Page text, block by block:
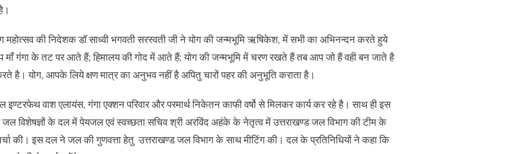
महोत्सव की निदेशक डाॅ साध्वी भगवती सरस्वती जी ने योग की जन्मभूमि ऋषिकेश, में सभी का अभिनन्दन करते हुये
गंगा के तट पर आते हैं; हिमालय की गोद में आते हैं; योग की जन्मभूमि में चरण रखते हैं तब आप जो हैं वही बन जाते है
है। योग, आपके लिये क्षण मात्र का अनुभव नहीं है अपितु चारों पहर की अनुभूति कराता है।
इण्टरफेथ वाश एलायंस, गंगा एक्शन परिवार और परमार्थ निकेतन काफी वर्षो से मिलकर कार्य कर रहे है। साथ ही इस
विशेषज्ञों के दल में पेयजल एवं स्वच्छता सचिव श्री अरविंद अहंके के नेतृत्व में उत्तराखण्ड जल विभाग की टीम के
की। इस दल ने जल की गुणवत्ता हेतु उत्तराखण्ड जल विभाग के साथ मीटिंग की। दल के प्रतिनिधियों ने कहा कि